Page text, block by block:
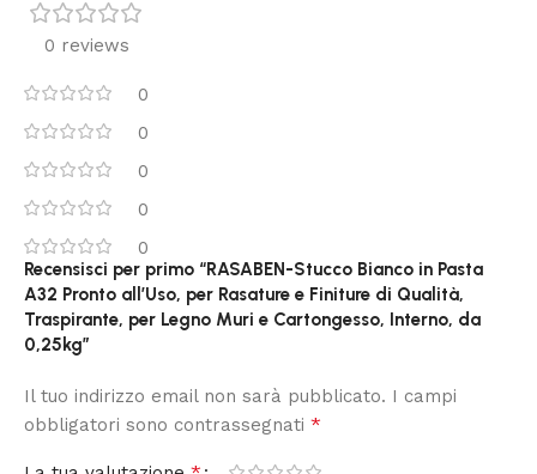
0 reviews
0
0
0
0
0
Recensisci per primo “RASABEN-Stucco Bianco in Pasta
A32 Pronto all’Uso, per Rasature e Finiture di Qualità,
Traspirante, per Legno Muri e Cartongesso, Interno, da
0,25kg”
Il tuo indirizzo email non sarà pubblicato. I campi
obbligatori sono contrassegnati *